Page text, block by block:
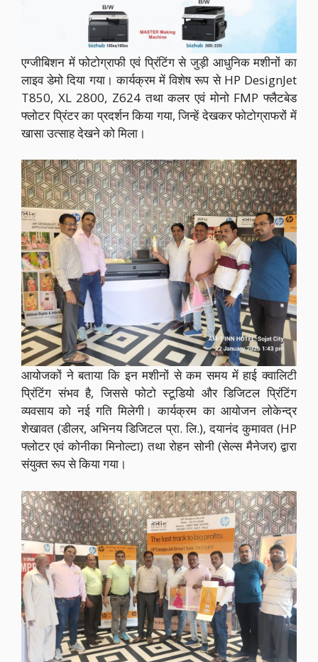
एग्जीबिशन में फोटोग्राफी एवं प्रिंटिंग से जुड़ी आधुनिक मशीनों का
लाइव डेमो दिया गया। कार्यक्रम में विशेष रूप से HP DesignJet
T850, XL 2800, Z624 तथा कलर एवं मोनो FMP फ्लैटबेड
फ्लोटर प्रिंटर का प्रदर्शन किया गया, जिन्हें देखकर फोटोग्राफरों में
खासा उत्साह देखने को मिला।
आयोजकों ने बताया कि इन मशीनों से कम समय में हाई क्वालिटी
प्रिंटिंग संभव है, जिससे फोटो स्टूडियो और डिजिटल प्रिंटिंग
व्यवसाय को नई गति मिलेगी। कार्यक्रम का आयोजन लोकेन्द्र
शेखावत (डीलर, अभिनय डिजिटल प्रा. लि.), दयानंद कुमावत (HP
फ्लोटर एवं कोनीका मिनोल्टा) तथा रोहन सोनी (सेल्स मैनेजर) द्वारा
संयुक्त रूप से किया गया।